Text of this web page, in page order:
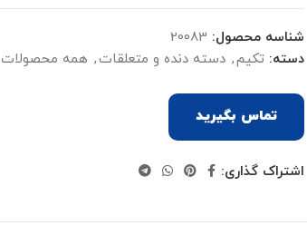
شناسه محصول: 20083
دسته: تکیم, دسته دنده و متعلقات, همه محصولات
تماس بگیرید
اشتراک گذاری: